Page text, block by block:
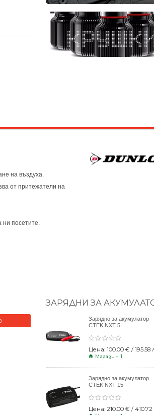
на въздуха.
от притежатели на
посетите.
НОВО
ЗАРЯДНИ ЗА
Зарядно за акумулатор
CTEK NXT 5
Цена: 100.00 € / 195.58
Магазин 1
Зарядно за акумулатор
CTEK NXT 15
Цена: 210.00 € / 410.72